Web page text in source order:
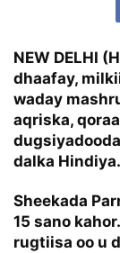
NEW DELHI
dhaafay,
waday
aqriska,
dalka Hindiya.
Sheekada
15 sano
rugtiisa oo u